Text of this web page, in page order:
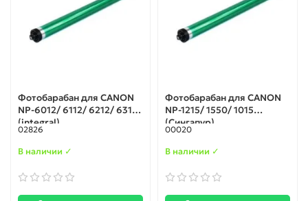
Фотобарабан для CANON
NP-6012/ 6112/ 6212/ 6312
(integral)
02826
В наличии ✓
Фотобарабан для CANON
NP-1215/ 1550/ 1015
(Сингапур)
00020
В наличии ✓